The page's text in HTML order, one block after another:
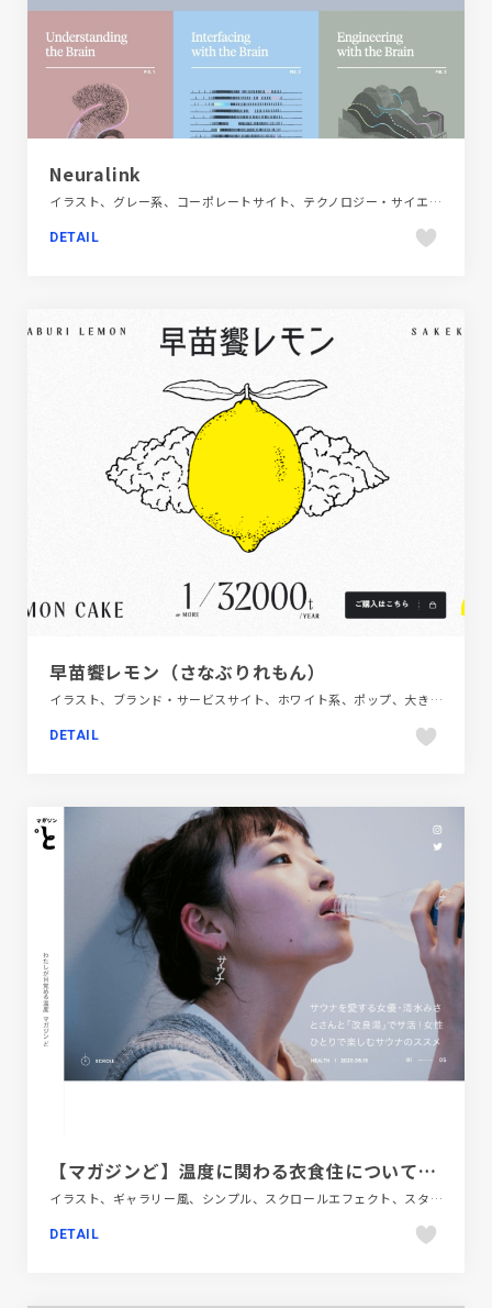
Neuralink
イラスト、グレー系、コーポレートサイト、テクノロジー・サイエンス、ナチュラル、フラットデザイン、ベージュ・ゴールド系、海外サイト
DETAIL
早苗饗レモン（さなぶりれもん）
イラスト、ブランド・サービスサイト、ホワイト系、ポップ、大きめ写真、飲食店・グルメ・ウェディング
DETAIL
【マガジンど】温度に関わる衣食住についてのお役立ち情報、トレンド満載のデジタルマガジン
イラスト、ギャラリー風、シンプル、スクロールエフェクト、スタイリッシュ、タイポグラフィー、デザイン・アート・音楽・文芸、ナチュラル、ファッション・ビューティー、フラットデザイン、ホワイト系、ポップ、メディアサイト、医療・ヘルスケア、大きめ写真、手書き・ハンドメイド、飲料・食品、飲食店・グルメ・ウェディング
DETAIL